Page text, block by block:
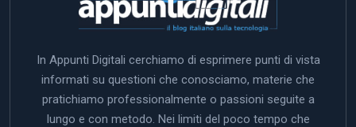
In Appunti Digitali cerchiamo di esprimere punti di vista
informati su questioni che conosciamo, materie che
pratichiamo professionalmente o passioni seguite a
lungo e con metodo. Nei limiti del poco tempo che